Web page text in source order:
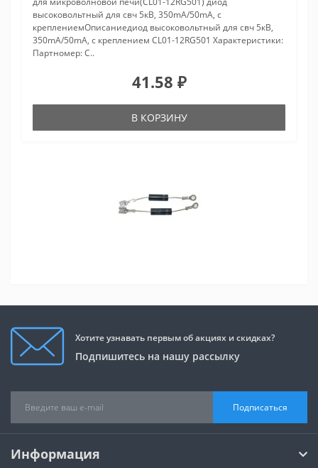
высоковольтный для свч 5кВ, 350mA/50mA, с
креплениемОписаниедиод высоковольтный для свч 5кВ,
350mA/50mA, с креплением CL01-12RG501 Характеристики:
Партномер: C..
41.58 ₽
В КОРЗИНУ
Хотите узнавать первым об акциях и скидках?
Подпишитесь на нашу рассылку
Подписаться
Информация